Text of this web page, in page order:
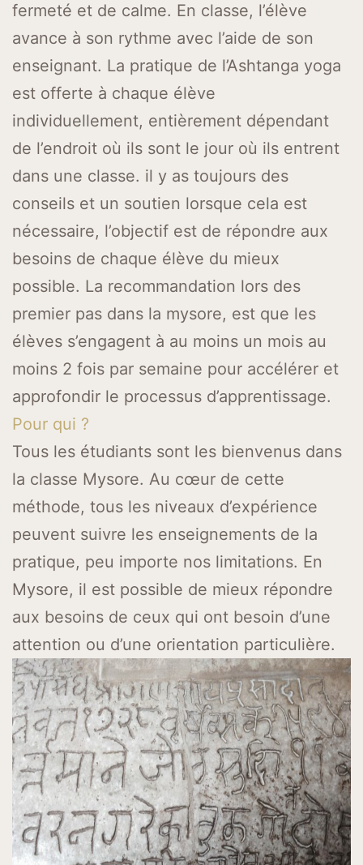
fermeté et de calme. En classe, l’élève
avance à son rythme avec l’aide de son
enseignant. La pratique de l’Ashtanga yoga
est offerte à chaque élève
individuellement, entièrement dépendant
de l’endroit où ils sont le jour où ils entrent
dans une classe. il y as toujours des
conseils et un soutien lorsque cela est
nécessaire, l’objectif est de répondre aux
besoins de chaque élève du mieux
possible. La recommandation lors des
premier pas dans la mysore, est que les
élèves s’engagent à au moins un mois au
moins 2 fois par semaine pour accélérer et
approfondir le processus d’apprentissage.
Pour qui ?
Tous les étudiants sont les bienvenus dans
la classe Mysore. Au cœur de cette
méthode, tous les niveaux d’expérience
peuvent suivre les enseignements de la
pratique, peu importe nos limitations. En
Mysore, il est possible de mieux répondre
aux besoins de ceux qui ont besoin d’une
attention ou d’une orientation particulière.